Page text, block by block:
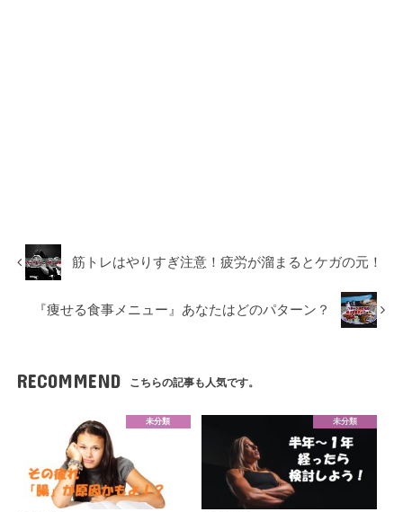
筋トレはやりすぎ注意！疲労が溜まるとケガの元！
『痩せる食事メニュー』あなたはどのパターン？
RECOMMEND こちらの記事も人気です。
未分類 未分類